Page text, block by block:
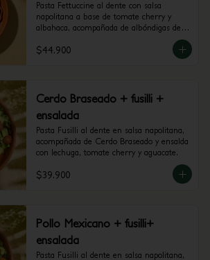
Pasta Fettuccine al dente con salsa
napolitana a base de tomate cherry y
albahaca, acompañada de albóndigas de
tomate cherry y pesto.
$44.900
Cerdo Braseado + fusilli +
ensalada
Pasta Fusilli al dente en salsa napolitana,
acompañada de Cerdo Braseado y ensalda
con lechuga, tomate cherry y aguacate.
$39.900
Pollo Mexicano + fusilli+
ensalada
Pasta Fusilli al dente en salsa napolitana,